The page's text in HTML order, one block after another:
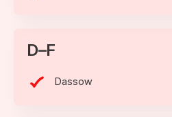
D–F
Dassow